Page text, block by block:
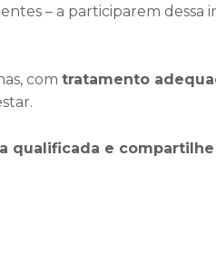
– a participarem dessa
com tratamento
qualificada e